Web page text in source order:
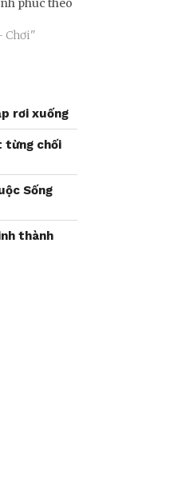
phúc theo
Chơi"
rơi xuống
từng chối
Sống
thành